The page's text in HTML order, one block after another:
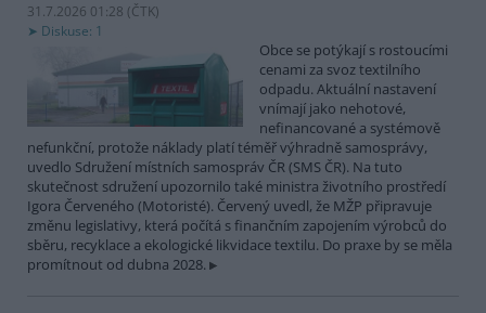
31.7.2026 01:28 (ČTK)
Diskuse: 1
Obce se potýkají s rostoucími
cenami za svoz textilního
odpadu. Aktuální nastavení
vnímají jako nehotové,
nefinancované a systémově
nefunkční, protože náklady platí téměř výhradně samosprávy,
uvedlo Sdružení místních samospráv ČR (SMS ČR). Na tuto
skutečnost sdružení upozornilo také ministra životního prostředí
Igora Červeného (Motoristé). Červený uvedl, že MŽP připravuje
změnu legislativy, která počítá s finančním zapojením výrobců do
sběru, recyklace a ekologické likvidace textilu. Do praxe by se měla
promítnout od dubna 2028.